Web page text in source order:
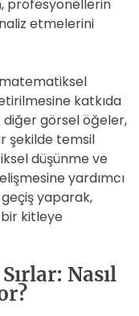
profesyonellerin
etmelerini
katkıda
görsel öğeler,
şekilde temsil
düşünme ve
yardımcı
yaparak,
kitleye
Nasıl